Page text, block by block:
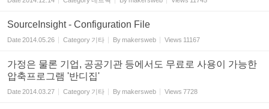
SourceInsight - Configuration File
Date2014.05.26 Category 기타 Bymakersweb Views 11167
가정은 물론 기업, 공공기관 등에서도 무료로 사용이 가능한
압축프로그램 '반디집'
Date2014.03.27 Category 기타 Bymakersweb Views 7728